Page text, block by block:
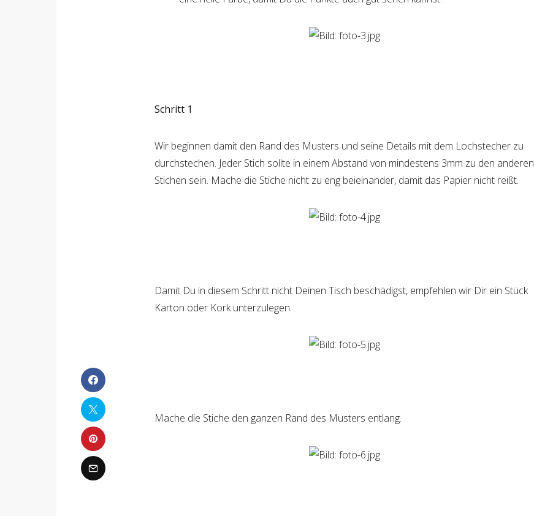
Schritt 1
Wir beginnen damit den Rand des Musters und seine Details mit dem Lochstecher zu
durchstechen. Jeder Stich sollte in einem Abstand von mindestens 3mm zu den anderen
Stichen sein. Mache die Stiche nicht zu eng beieinander, damit das Papier nicht reißt.
Damit Du in diesem Schritt nicht Deinen Tisch beschädigst, empfehlen wir Dir ein Stück
Karton oder Kork unterzulegen.
Mache die Stiche den ganzen Rand des Musters entlang.